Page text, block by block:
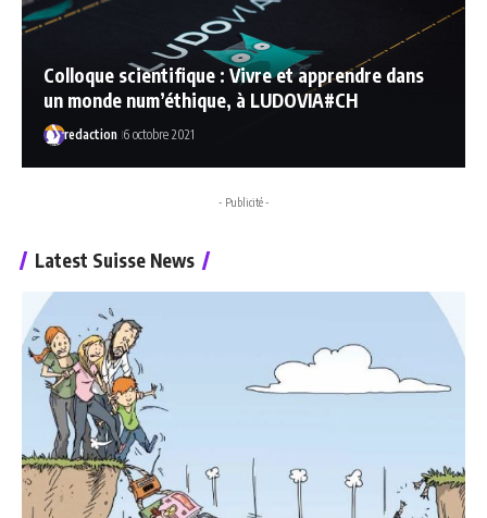
Colloque scientifique : Vivre et apprendre dans
un monde num’éthique, à LUDOVIA#CH
redaction 6 octobre 2021
- Publicité -
Latest Suisse News